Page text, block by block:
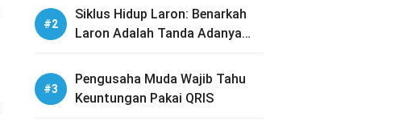
Siklus Hidup Laron: Benarkah
Laron Adalah Tanda Adanya
Pengusaha Muda Wajib Tahu
Keuntungan Pakai QRIS